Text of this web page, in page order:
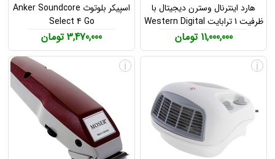
هارد اینترنال وسترن دیجیتال با
ظرفیت 1 ترابایت Western Digital
1TB Hard Drive
11,000,000 تومان
اسپیکر بلوتوث Anker Soundcore
Select 4 Go
3,470,000 تومان
i
i